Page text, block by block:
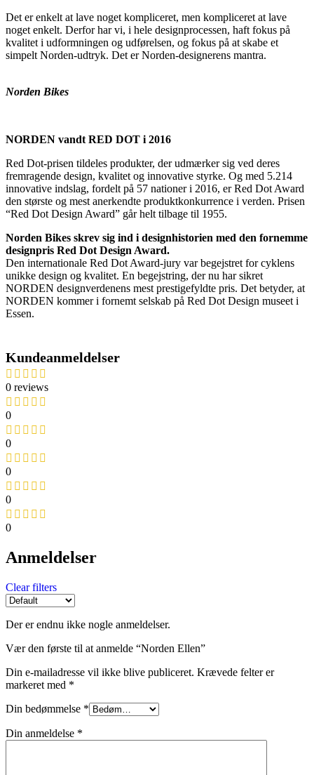
Det er enkelt at lave noget kompliceret, men kompliceret at lave
noget enkelt. Derfor har vi, i hele designprocessen, haft fokus på
kvalitet i udformningen og udførelsen, og fokus på at skabe et
simpelt Norden-udtryk. Det er Norden-designerens mantra.
Norden Bikes
NORDEN vandt RED DOT i 2016
Red Dot-prisen tildeles produkter, der udmærker sig ved deres
fremragende design, kvalitet og innovative styrke. Og med 5.214
innovative indslag, fordelt på 57 nationer i 2016, er Red Dot Award
den største og mest anerkendte produktkonkurrence i verden. Prisen
“Red Dot Design Award” går helt tilbage til 1955.
Norden Bikes skrev sig ind i designhistorien med den fornemme
designpris Red Dot Design Award.
Den internationale Red Dot Award-jury var begejstret for cyklens
unikke design og kvalitet. En begejstring, der nu har sikret
NORDEN designverdenens mest prestigefyldte pris. Det betyder, at
NORDEN kommer i fornemt selskab på Red Dot Design museet i
Essen.
Kundeanmeldelser
0 reviews
0
0
0
0
0
Anmeldelser
Clear filters
Der er endnu ikke nogle anmeldelser.
Vær den første til at anmelde “Norden Ellen”
Din e-mailadresse vil ikke blive publiceret. Krævede felter er
markeret med *
Din bedømmelse *
Din anmeldelse *